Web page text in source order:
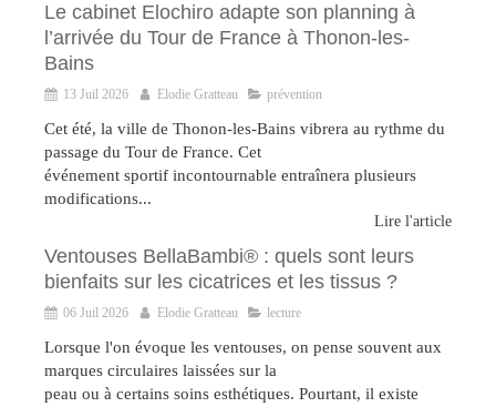
Le cabinet Elochiro adapte son planning à
l’arrivée du Tour de France à Thonon-les-
Bains
13 Juil 2026 Elodie Gratteau prévention
Cet été, la ville de Thonon-les-Bains vibrera au rythme du
passage du Tour de France. Cet
événement sportif incontournable entraînera plusieurs
modifications...
Lire l'article
Ventouses BellaBambi® : quels sont leurs
bienfaits sur les cicatrices et les tissus ?
06 Juil 2026 Elodie Gratteau lecture
Lorsque l'on évoque les ventouses, on pense souvent aux
marques circulaires laissées sur la
peau ou à certains soins esthétiques. Pourtant, il existe